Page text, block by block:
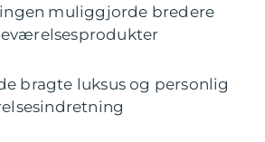
muliggjorde bredere
bragte luksus og personlig